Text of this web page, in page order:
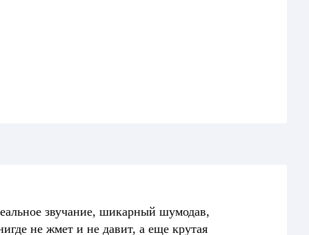
звучание, шикарный шумодав,
не жмет и не давит, а еще крутая